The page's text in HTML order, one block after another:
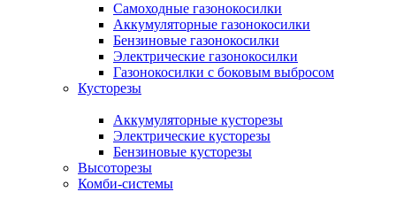
Самоходные газонокосилки
Аккумуляторные газонокосилки
Бензиновые газонокосилки
Электрические газонокосилки
Газонокосилки с боковым выбросом
Кусторезы
Аккумуляторные кусторезы
Электрические кусторезы
Бензиновые кусторезы
Высоторезы
Комби-системы